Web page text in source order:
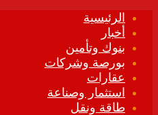
الرئيسية
أخبار
بنوك وتأمين
بورصة وشركات
عقارات
استثمار وصناعة
طاقة ونقل